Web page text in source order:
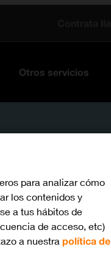
Otros servicios
o tema
para analizar cómo
los contenidos y
a tus hábitos de
de acceso, etc)
a nuestra política de